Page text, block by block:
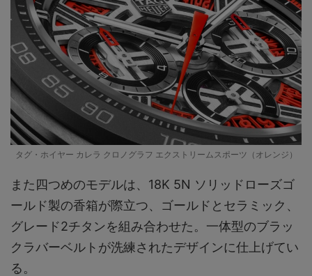
タグ・ホイヤー カレラ クロノグラフ エクストリームスポーツ（オレンジ）
また四つめのモデルは、18K 5N ソリッドローズゴ
ールド製の香箱が際立つ、ゴールドとセラミック、
グレード2チタンを組み合わせた。一体型のブラッ
クラバーベルトが洗練されたデザインに仕上げてい
る。